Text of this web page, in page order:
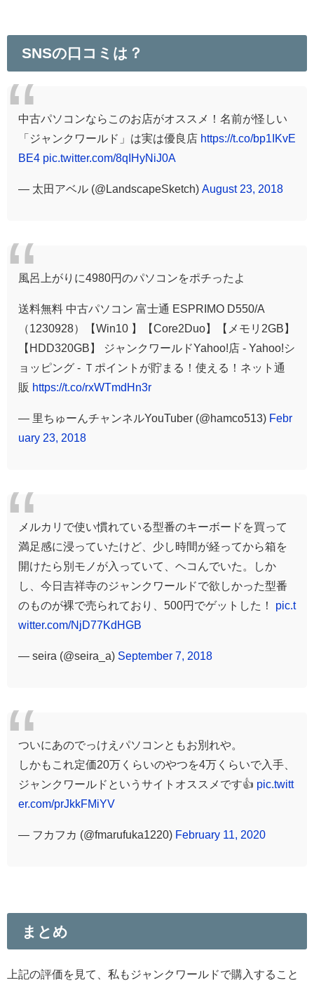
SNSの口コミは？
中古パソコンならこのお店がオススメ！名前が怪しい
「ジャンクワールド」は実は優良店 https://t.co/bp1IKvE
BE4 pic.twitter.com/8qIHyNiJ0A
— 太田アベル (@LandscapeSketch) August 23, 2018
風呂上がりに4980円のパソコンをポチったよ
送料無料 中古パソコン 富士通 ESPRIMO D550/A
（1230928）【Win10 】【Core2Duo】【メモリ2GB】
【HDD320GB】 ジャンクワールドYahoo!店 - Yahoo!シ
ョッピング - Ｔポイントが貯まる！使える！ネット通
販 https://t.co/rxWTmdHn3r
— 里ちゅーんチャンネルYouTuber (@hamco513) Febr
uary 23, 2018
メルカリで使い慣れている型番のキーボードを買って
満足感に浸っていたけど、少し時間が経ってから箱を
開けたら別モノが入っていて、ヘコんでいた。しか
し、今日吉祥寺のジャンクワールドで欲しかった型番
のものが裸で売られており、500円でゲットした！ pic.t
witter.com/NjD77KdHGB
— seira (@seira_a) September 7, 2018
ついにあのでっけえパソコンともお別れや。
しかもこれ定価20万くらいのやつを4万くらいで入手、
ジャンクワールドというサイトオススメです👍 pic.twitt
er.com/prJkkFMiYV
— フカフカ (@fmarufuka1220) February 11, 2020
まとめ
上記の評価を見て、私もジャンクワールドで購入すること